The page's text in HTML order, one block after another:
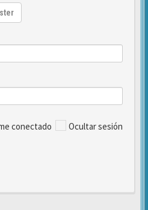
conectado Ocultar sesión